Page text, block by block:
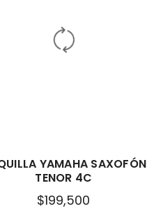
YAMAHA SAXOFÓN
TENOR 4C
$199,500